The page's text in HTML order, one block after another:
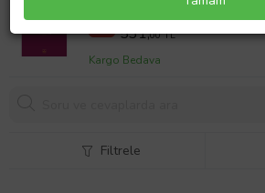
%18 645 TL
531,00 TL
Kargo Bedava
Filtrele